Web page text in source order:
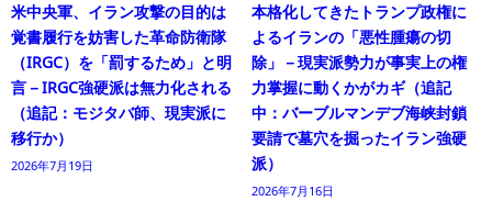
米中央軍、イラン攻撃の目的は
覚書履行を妨害した革命防衛隊
（IRGC）を「罰するため」と明
言－IRGC強硬派は無力化される
（追記：モジタバ師、現実派に
移行か）
2026年7月19日
本格化してきたトランプ政権に
よるイランの「悪性腫瘍の切
除」－現実派勢力が事実上の権
力掌握に動くかがカギ（追記
中：バーブルマンデブ海峡封鎖
要請で墓穴を掘ったイラン強硬
派）
2026年7月16日